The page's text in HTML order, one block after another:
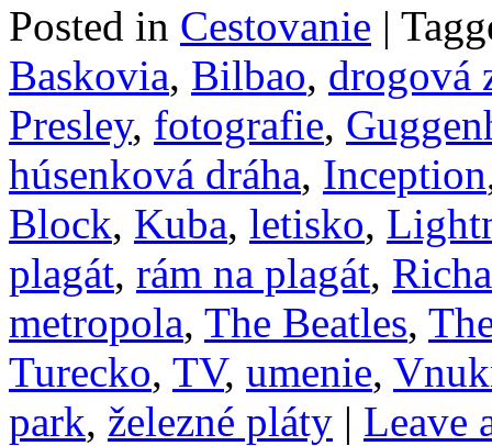
Posted in Cestovanie |
Baskovia, Bilbao, drogová
Presley, fotografie,
húsenková dráha, Inception
Block, Kuba, letisko,
plagát, rám na plagát,
metropola, The Beatles,
Turecko, TV, umenie,
park, železné pláty | Leave